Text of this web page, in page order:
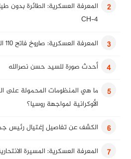
2
المعرفة العسكرية: الطائرة بدون
CH-4
3 المعرفة العسكرية: صاروخ فاتح 110 البالستي
4 أحدث صورة للسيد حسن نصرالله
5
ما هي المنظومات المحمولة على
الأوكرانية لمواجهة روسيا؟
6 الكشف عن تفاصيل إغتيال رئيس
7 المعرفة العسكرية: المسيرة